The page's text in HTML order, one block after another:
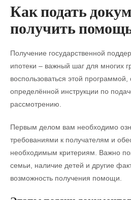
Как подать
получить
Получение государственной
ипотеки – важный шаг для многих
воспользоваться этой программой,
определённой инструкции по
рассмотрению.
Первым делом вам необходимо
требованиями к получателям и
необходимым критериям. Важно
семьи, наличие детей и другие
возможность получения помощи.